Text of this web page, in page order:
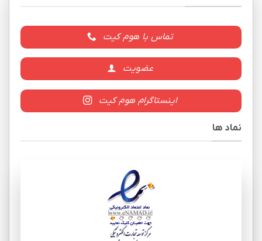
تماس با هوم کیت
عضویت
اینستاگرام هوم کیت
نماد ها